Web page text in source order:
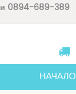
0894-689-389
НАЧАЛО